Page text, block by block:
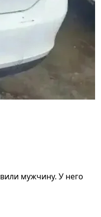
мужчину. У него